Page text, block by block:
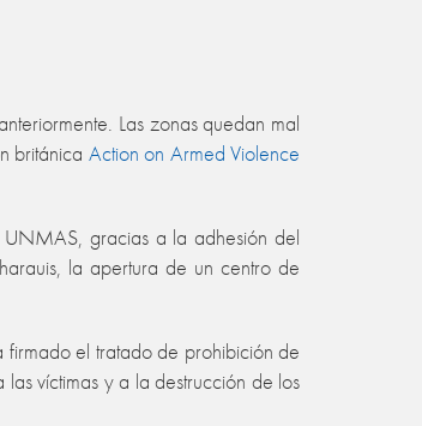
Las zonas quedan mal
británica Action on Armed Violence
gracias a la adhesión del
la apertura de un centro de
el tratado de prohibición de
víctimas y a la destrucción de los